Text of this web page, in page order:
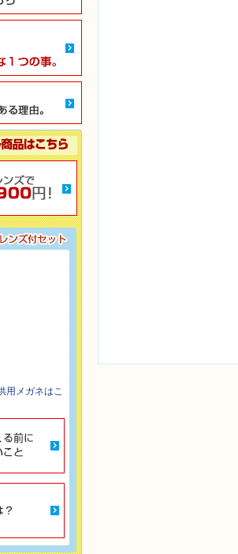
用メガネはこ